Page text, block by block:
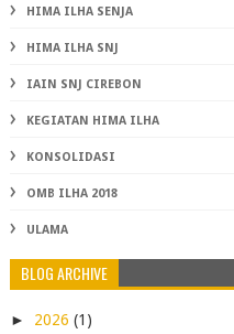
HIMA ILHA SENJA
HIMA ILHA SNJ
IAIN SNJ CIREBON
KEGIATAN HIMA ILHA
KONSOLIDASI
OMB ILHA 2018
ULAMA
BLOG ARCHIVE
► 2026 (1)